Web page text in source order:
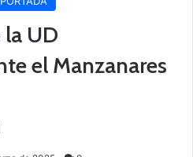
UD
el Manzanares